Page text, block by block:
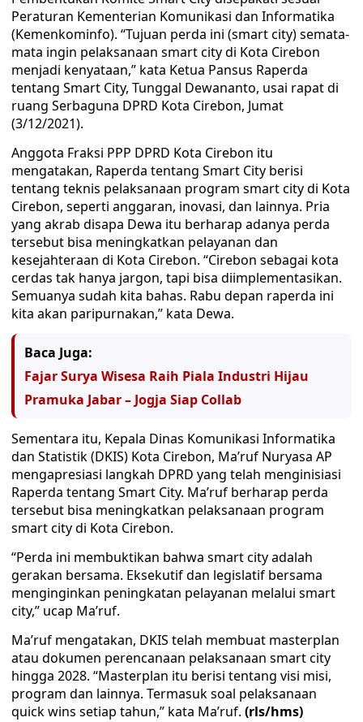
Peraturan Kementerian Komunikasi dan Informatika
(Kemenkominfo). “Tujuan perda ini (smart city) semata-
mata ingin pelaksanaan smart city di Kota Cirebon
menjadi kenyataan,” kata Ketua Pansus Raperda
tentang Smart City, Tunggal Dewananto, usai rapat di
ruang Serbaguna DPRD Kota Cirebon, Jumat
(3/12/2021).
Anggota Fraksi PPP DPRD Kota Cirebon itu
mengatakan, Raperda tentang Smart City berisi
tentang teknis pelaksanaan program smart city di Kota
Cirebon, seperti anggaran, inovasi, dan lainnya. Pria
yang akrab disapa Dewa itu berharap adanya perda
tersebut bisa meningkatkan pelayanan dan
kesejahteraan di Kota Cirebon. “Cirebon sebagai kota
cerdas tak hanya jargon, tapi bisa diimplementasikan.
Semuanya sudah kita bahas. Rabu depan raperda ini
kita akan paripurnakan,” kata Dewa.
Baca Juga:
Fajar Surya Wisesa Raih Piala Industri Hijau
Pramuka Jabar – Jogja Siap Collab
Sementara itu, Kepala Dinas Komunikasi Informatika
dan Statistik (DKIS) Kota Cirebon, Ma’ruf Nuryasa AP
mengapresiasi langkah DPRD yang telah menginisiasi
Raperda tentang Smart City. Ma’ruf berharap perda
tersebut bisa meningkatkan pelaksanaan program
smart city di Kota Cirebon.
“Perda ini membuktikan bahwa smart city adalah
gerakan bersama. Eksekutif dan legislatif bersama
menginginkan peningkatan pelayanan melalui smart
city,” ucap Ma’ruf.
Ma’ruf mengatakan, DKIS telah membuat masterplan
atau dokumen perencanaan pelaksanaan smart city
hingga 2028. “Masterplan itu berisi tentang visi misi,
program dan lainnya. Termasuk soal pelaksanaan
quick wins setiap tahun,” kata Ma’ruf. (rls/hms)